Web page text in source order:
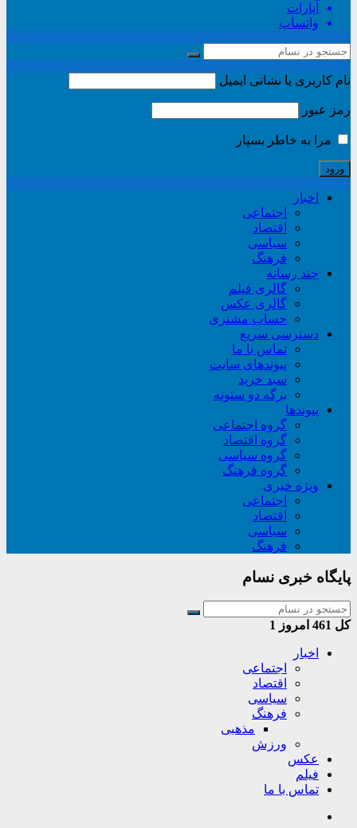
آپارات
واتساپ
نام کاربری یا نشانی ایمیل
رمز عبور
مرا به خاطر بسپار
اخبار
اجتماعی
اقتصاد
سیاسی
فرهنگ
چند رسانه
گالری فیلم
گالری عکس
حساب مشتری
دسترسی سریع
تماس با ما
پیوندهای سایت
سبد خريد
برگه دو ستونه
پیوندها
گروه اجتماعی
گروه اقتصاد
گروه سیاسی
گروه فرهنگ
ویژه خبری
اجتماعی
اقتصاد
سیاسی
فرهنگ
پایگاه خبری نسام
کل امروز 1
اخبار
اجتماعی
اقتصاد
سیاسی
فرهنگ
مذهبی
ورزش
عکس
فیلم
تماس با ما